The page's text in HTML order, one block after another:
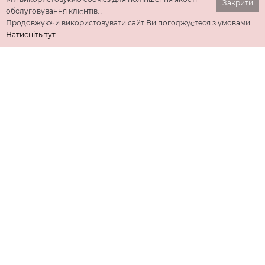
Закрити
обслуговування клієнтів. .
Продовжуючи використовувати сайт Ви погоджуєтеся з умовами
Натисніть тут